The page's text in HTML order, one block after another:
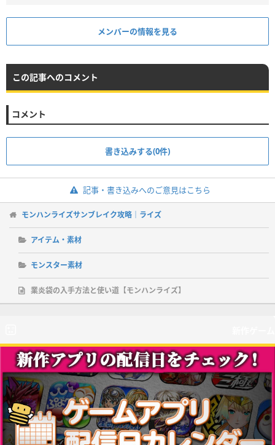
メンバーの情報を見る
この記事へのコメント
コメント
書き込みする(0件)
記事・書き込みへのご意見はこちら
モンハンライズサンブレイク攻略｜ライズ
アイテム・素材
モンスター素材
業炎袋の入手方法と使い道【モンハンライズ】